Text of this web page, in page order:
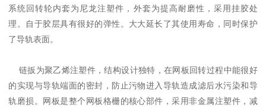
系统回转轮内套为尼龙注塑件，外套为提高耐磨性，采用挂胶处
理。自于胶层具有很好的弹性。大大延长了其使用寿命，同时保护
了导轨表面。
链扳为聚乙烯注塑件，结构设计独特，在网板回转过程中能很好
的实现与导轨端面的密封，防止污物进入导轨造成滤后水污染和导
轨磨损。网板是整个网板格栅的核心部件，采用非金属注塑件，减